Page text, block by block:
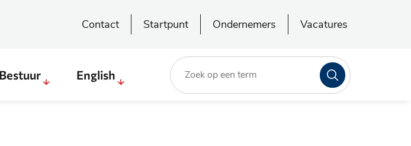
Contact Startpunt Ondernemers Vacatures
Bestuur English
Zoeken